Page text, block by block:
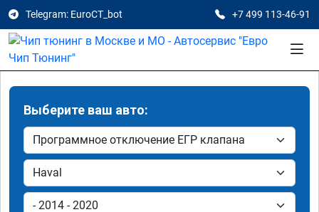
Telegram: EuroCT_bot +7 499 113-46-91
Выберите ваш авто: